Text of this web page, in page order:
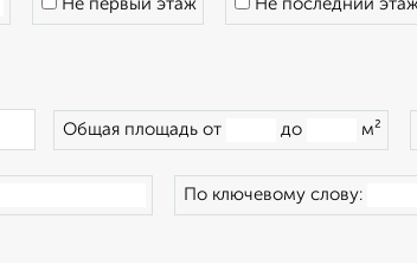
Не первый этаж Не последний
Общая площадь от до м²
По ключевому слову: